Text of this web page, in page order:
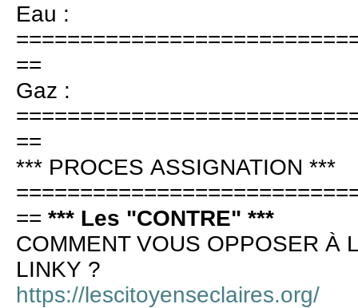
Eau :
==
Gaz :
==
*** PROCES ASSIGNATION ***
== *** Les "CONTRE" ***
COMMENT VOUS OPPOSER À
LINKY ?
https://lescitoyenseclaires.org/